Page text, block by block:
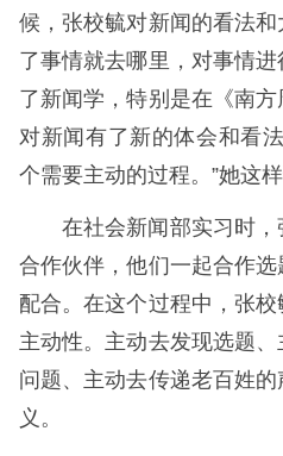
候，张校毓对新闻的看法
了事情就去哪里，对事情
了新闻学，特别是在《南
对新闻有了新的体会和看
个需要主动的过程。”她这
在社会新闻部实习时
合作伙伴，他们一起合作
配合。在这个过程中，张
主动性。主动去发现选题
问题、主动去传递老百姓
义。